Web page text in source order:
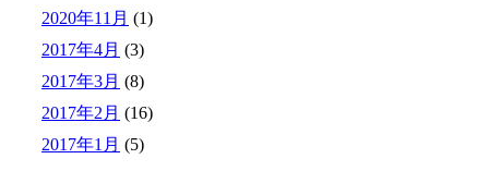
2020年11月 (1)
2017年4月 (3)
2017年3月 (8)
2017年2月 (16)
2017年1月 (5)